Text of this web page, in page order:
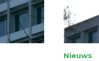
Nieuws